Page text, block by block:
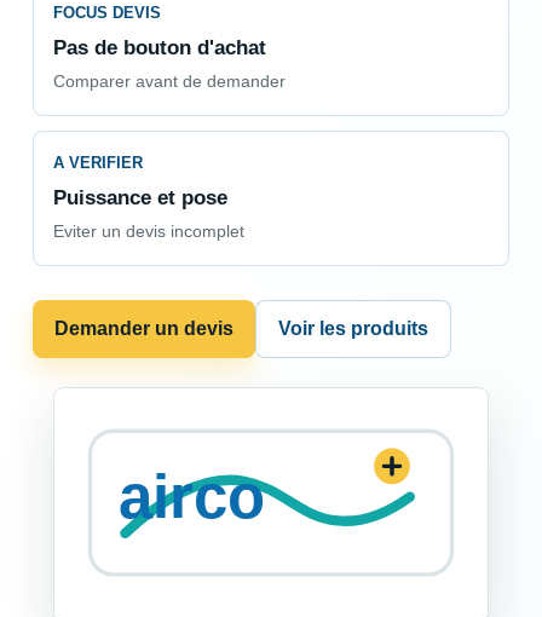
FOCUS DEVIS
Pas de bouton d'achat
Comparer avant de demander
A VERIFIER
Puissance et pose
Eviter un devis incomplet
Demander un devis Voir les produits